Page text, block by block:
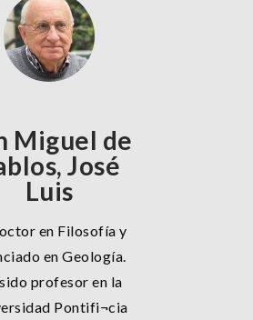
Miguel de
José
Luis
en Filosofía y
en Geología.
profesor en la
Pontifi¬cia